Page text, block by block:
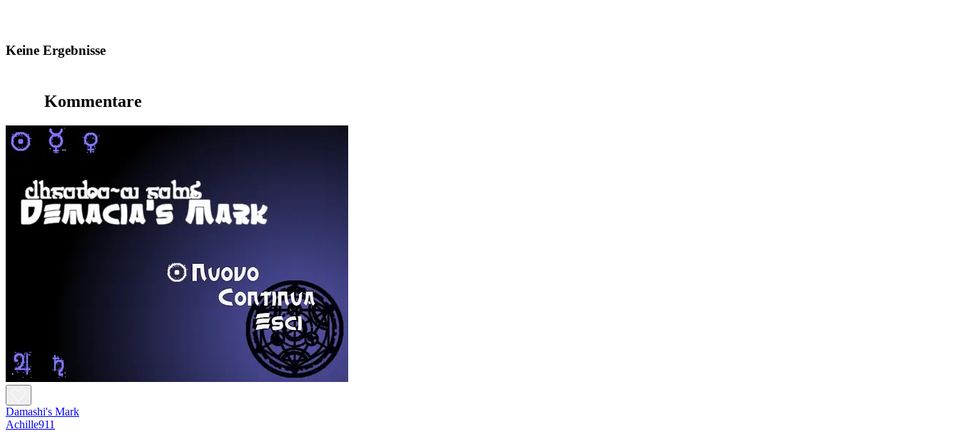
Keine Ergebnisse
Kommentare
Damashi's Mark
Achille911